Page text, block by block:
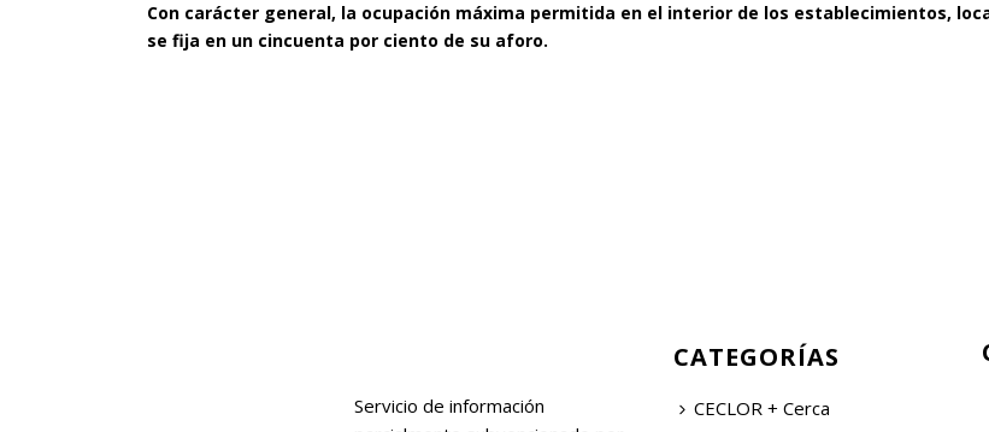
Con carácter general, la ocupación máxima permitida en el interior de los establecimientos,
se fija en un cincuenta por ciento de su aforo.
Servicio de información
CATEGORÍAS
CECLOR + Cerca